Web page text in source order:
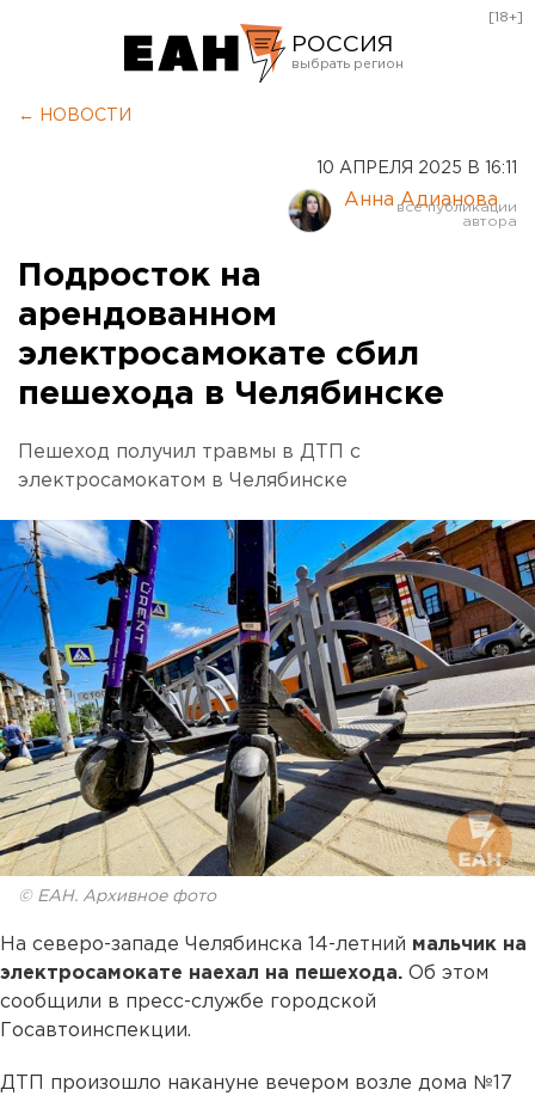
РОССИЯ
Курган
Оренбург
[18+]
← НОВОСТИ
10 АПРЕЛЯ 2025 В 16:11
Анна Адианова
Подросток на
арендованном
электросамокате сбил
пешехода в Челябинске
Пешеход получил травмы в ДТП с
электросамокатом в Челябинске
© ЕАН. Архивное фото
На северо-западе Челябинска 14-летний мальчик на
электросамокате наехал на пешехода. Об этом
сообщили в пресс-службе городской
Госавтоинспекции.
ДТП произошло накануне вечером возле дома №17